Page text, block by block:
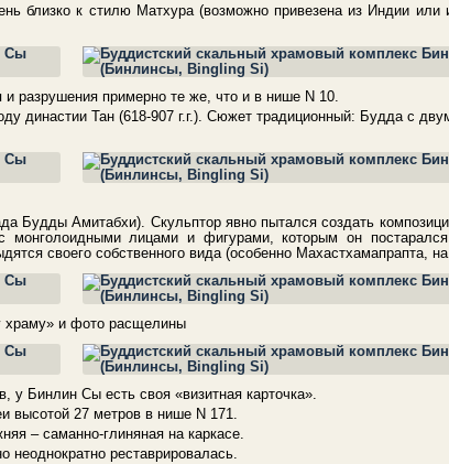
близко к стилю Матхура (возможно привезена из Индии или
разрушения примерно те же, что и в нише N 10.
династии Тан (618-907 г.г.). Сюжет традиционный: Будда с
Будды Амитабхи). Скульптор явно пытался создать
монголоидными лицами и фигурами, которым он
своего собственного вида (особенно Махастхамапрапта,
храму» и фото расщелины
у Бинлин Сы есть своя «визитная карточка».
высотой 27 метров в нише N 171.
– саманно-глиняная на каркасе.
неоднократно реставрировалась.